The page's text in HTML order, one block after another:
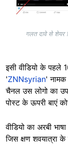
गलत दावे से शेयर
इसी वीडियो के
'ZNNsyrian' नामक
चैनल उस लोगो का
पोस्ट के ऊपरी बाएं
वीडियो का अरबी
जिस क्षण शवयात्रा